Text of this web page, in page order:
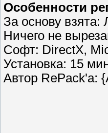
Особенности
За основу взята:
Ничего не
Софт: DirectX,
Установка: 15
Автор RePack'a: